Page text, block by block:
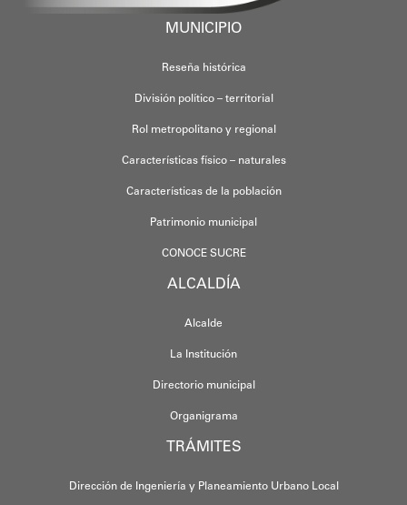
MUNICIPIO
Reseña histórica
División político – territorial
Rol metropolitano y regional
Características físico – naturales
Características de la población
Patrimonio municipal
CONOCE SUCRE
ALCALDÍA
Alcalde
La Institución
Directorio municipal
Organigrama
TRÁMITES
Dirección de Ingeniería y Planeamiento Urbano Local